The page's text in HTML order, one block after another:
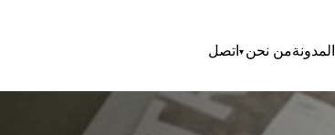
المدونةمن نحن اتصل